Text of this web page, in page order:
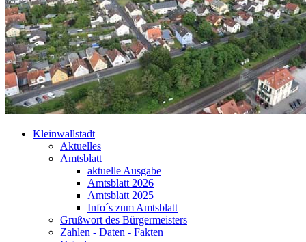
Kleinwallstadt
Aktuelles
Amtsblatt
aktuelle Ausgabe
Amtsblatt 2026
Amtsblatt 2025
Info´s zum Amtsblatt
Grußwort des Bürgermeisters
Zahlen - Daten - Fakten